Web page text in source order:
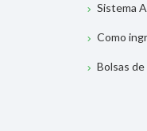
Sistema
Como
Bolsas